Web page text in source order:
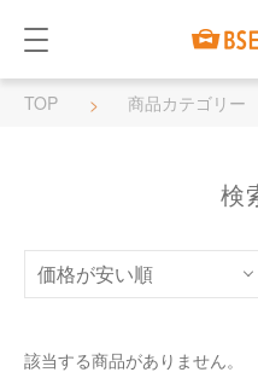
TOP 商品カテゴリー
検
該当する商品がありません。